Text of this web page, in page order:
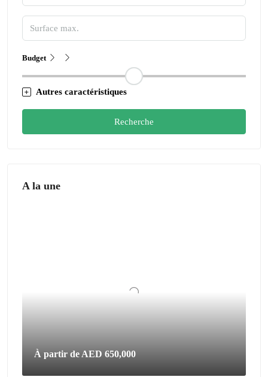
Budget
Autres caractéristiques
Recherche
A la une
À partir de AED 650,000